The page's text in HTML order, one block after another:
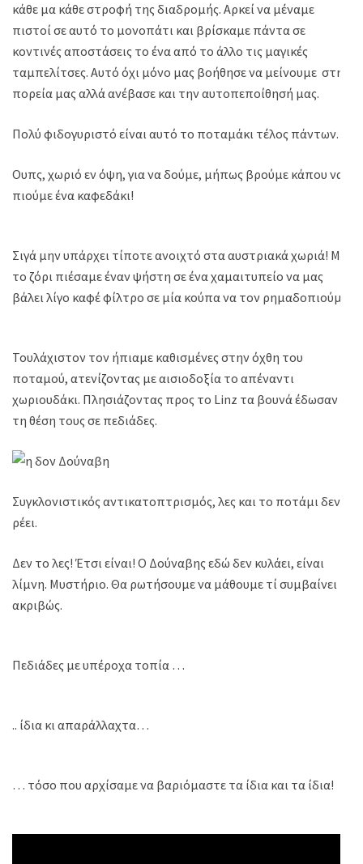
κάθε μα κάθε στροφή της διαδρομής. Αρκεί να μέναμε
πιστοί σε αυτό το μονοπάτι και βρίσκαμε πάντα σε
κοντινές αποστάσεις το ένα από το άλλο τις μαγικές
ταμπελίτσες. Αυτό όχι μόνο μας βοήθησε να μείνουμε στην
πορεία μας αλλά ανέβασε και την αυτοπεποίθησή μας.
Πολύ φιδογυριστό είναι αυτό το ποταμάκι τέλος πάντων.
Ουπς, χωριό εν όψη, για να δούμε, μήπως βρούμε κάπου να
πιούμε ένα καφεδάκι!
Σιγά μην υπάρχει τίποτε ανοιχτό στα αυστριακά χωριά! Με
το ζόρι πιέσαμε έναν ψήστη σε ένα χαμαιτυπείο να μας
βάλει λίγο καφέ φίλτρο σε μία κούπα να τον ρημαδοπιούμε!
Τουλάχιστον τον ήπιαμε καθισμένες στην όχθη του
ποταμού, ατενίζοντας με αισιοδοξία το απέναντι
χωριουδάκι. Πλησιάζοντας προς το Linz τα βουνά έδωσαν
τη θέση τους σε πεδιάδες.
Συγκλονιστικός αντικατοπτρισμός, λες και το ποτάμι δεν
ρέει.
Δεν το λες! Έτσι είναι! Ο Δούναβης εδώ δεν κυλάει, είναι
λίμνη. Μυστήριο. Θα ρωτήσουμε να μάθουμε τί συμβαίνει
ακριβώς.
Πεδιάδες με υπέροχα τοπία …
.. ίδια κι απαράλλαχτα…
… τόσο που αρχίσαμε να βαριόμαστε τα ίδια και τα ίδια!